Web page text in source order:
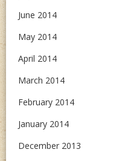
June 2014
May 2014
April 2014
March 2014
February 2014
January 2014
December 2013